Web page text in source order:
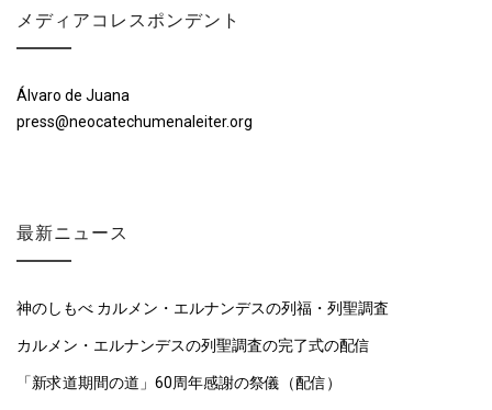
メディアコレスポンデント
Álvaro de Juana
press@neocatechumenaleiter.org
最新ニュース
神のしもべ カルメン・エルナンデスの列福・列聖調査
カルメン・エルナンデスの列聖調査の完了式の配信
「新求道期間の道」60周年感謝の祭儀（配信）